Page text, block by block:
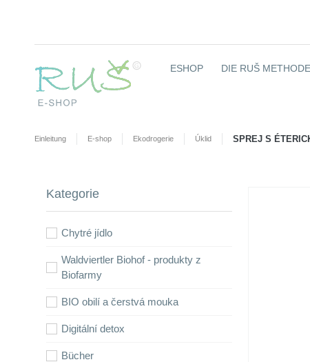
ESHOP DIE RUŠ
Einleitung E-shop Ekodrogerie Úklid SPREJ S
Kategorie
Chytré jídlo
Waldviertler Biohof - produkty z
Biofarmy
BIO obilí a čerstvá mouka
Digitální detox
Bücher